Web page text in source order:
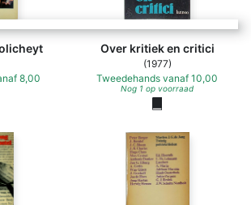
8,00
Over kritiek en critici
(1977)
Tweedehands vanaf 10,00
Nog 1 op voorraad